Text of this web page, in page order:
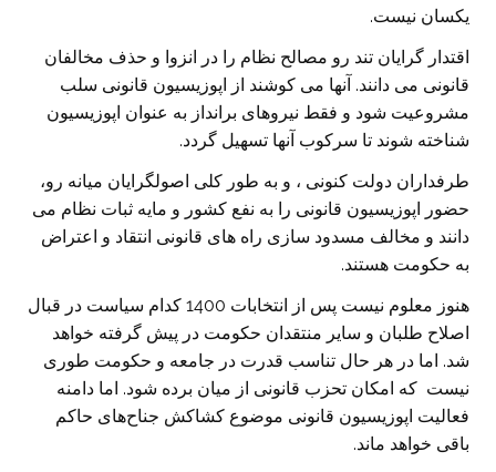
یکسان نیست.
اقتدار گرایان تند رو مصالح نظام را در انزوا و حذف مخالفان
قانونی می دانند. آنها می کوشند از اپوزیسیون قانونی سلب
مشروعیت شود و فقط نیروهای برانداز به عنوان اپوزیسیون
شناخته شوند تا سرکوب آنها تسهیل گردد.
طرفداران دولت کنونی ، و به طور کلی اصولگرایان میانه رو،
حضور اپوزیسیون قانونی را به نفع کشور و مایه ثبات نظام می
دانند و مخالف مسدود سازی راه های قانونی انتقاد و اعتراض
به حکومت هستند.
هنوز معلوم نیست پس از انتخابات 1400 کدام سیاست در قبال
اصلاح طلبان و سایر منتقدان حکومت در پیش گرفته خواهد
شد. اما در هر حال تناسب قدرت در جامعه و حکومت طوری
نیست که امکان تحزب قانونی از میان برده شود. اما دامنه
فعالیت اپوزیسیون قانونی موضوع کشاکش جناح‌های حاکم
باقی خواهد ماند.